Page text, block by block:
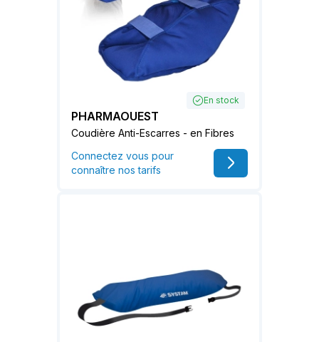
En stock
PHARMAOUEST
Coudière Anti-Escarres - en Fibres
Connectez vous pour
connaître nos tarifs